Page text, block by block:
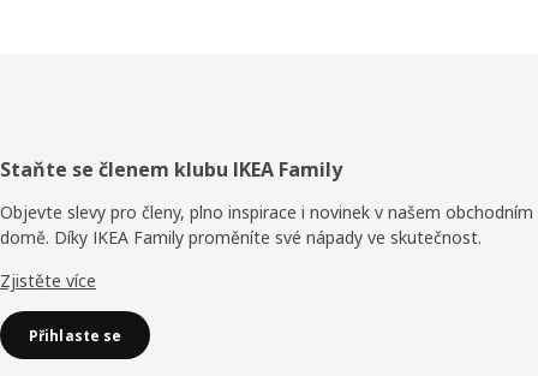
Zápatí
Staňte se členem klubu IKEA Family
Objevte slevy pro členy, plno inspirace i novinek v našem obchodním
domě. Díky IKEA Family proměníte své nápady ve skutečnost.
Zjistěte více
Přihlaste se